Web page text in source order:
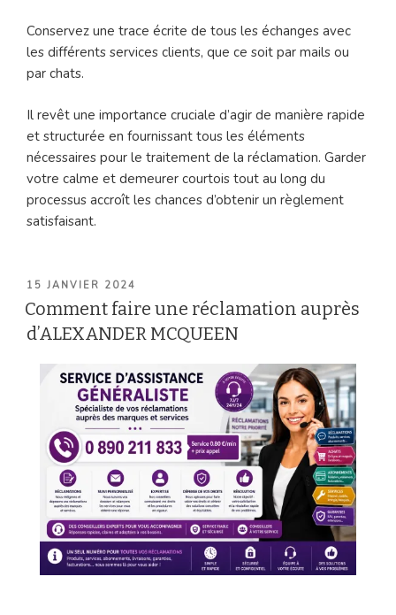
Conservez une trace écrite de tous les échanges avec
les différents services clients, que ce soit par mails ou
par chats.
Il revêt une importance cruciale d’agir de manière rapide
et structurée en fournissant tous les éléments
nécessaires pour le traitement de la réclamation. Garder
votre calme et demeurer courtois tout au long du
processus accroît les chances d’obtenir un règlement
satisfaisant.
PUBLIÉ
LE
15 JANVIER 2024
Comment faire une réclamation auprès
d’ALEXANDER MCQUEEN